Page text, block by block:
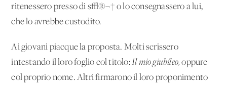
ritenessero presso di s√®¬† o lo consegnassero a lui,
che lo avrebbe custodito.
Ai giovani piacque la proposta. Molti scrissero
intestando il loro foglio col titolo:Il mio giubileo,oppure
col proprio nome. Altri firmarono il loro proponimento